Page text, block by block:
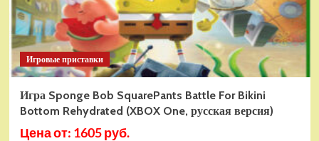
Игровые приставки
Игра Sponge Bob SquarePants Battle For Bikini
Bottom Rehydrated (XBOX One, русская версия)
Цена от: 1605 руб.